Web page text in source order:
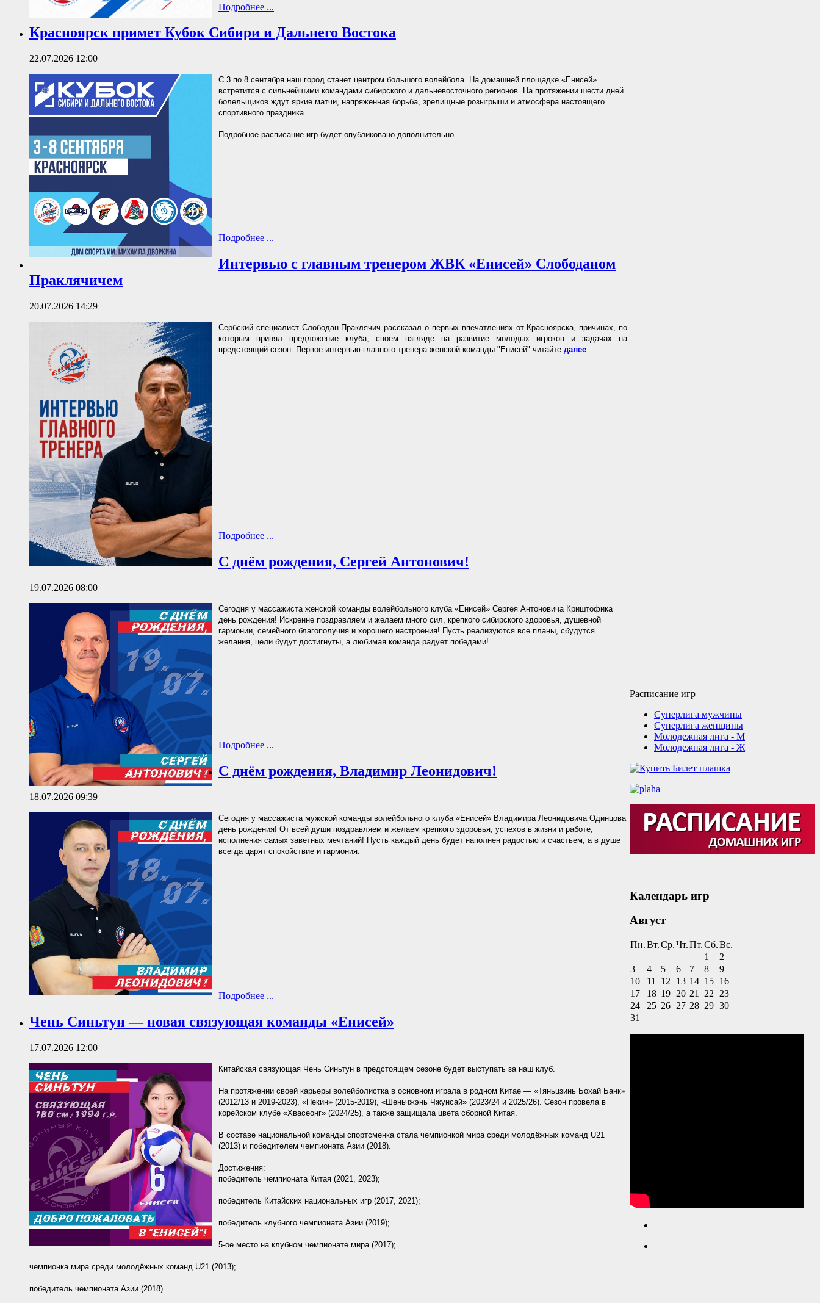
Подробнее ...
Красноярск примет Кубок Сибири и Дальнего Востока
22.07.2026 12:00
С 3 по 8 сентября наш город станет центром большого волейбола. На домашней площадке «Енисей»
встретится с сильнейшими командами сибирского и дальневосточного регионов. На протяжении шести дней
болельщиков ждут яркие матчи, напряженная борьба, зрелищные розыгрыши и атмосфера настоящего
спортивного праздника.
Подробное расписание игр будет опубликовано дополнительно.
Подробнее ...
Интервью с главным тренером ЖВК «Енисей» Слободаном
Праклячичем
20.07.2026 14:29
Сербский специалист Слободан Праклячич рассказал о первых впечатлениях от Красноярска, причинах, по
которым принял предложение клуба, своем взгляде на развитие молодых игроков и задачах на
предстоящий сезон. Первое интервью главного тренера женской команды "Енисей" читайте далее.
Подробнее ...
С днём рождения, Сергей Антонович!
19.07.2026 08:00
Сегодня у массажиста женской команды волейбольного клуба «Енисей» Сергея Антоновича Криштофика
день рождения! Искренне поздравляем и желаем много сил, крепкого сибирского здоровья, душевной
гармонии, семейного благополучия и хорошего настроения! Пусть реализуются все планы, сбудутся
желания, цели будут достигнуты, а любимая команда радует победами!
Подробнее ...
С днём рождения, Владимир Леонидович!
18.07.2026 09:39
Сегодня у массажиста мужской команды волейбольного клуба «Енисей» Владимира Леонидовича Одинцова
день рождения! От всей души поздравляем и желаем крепкого здоровья, успехов в жизни и работе,
исполнения самых заветных мечтаний! Пусть каждый день будет наполнен радостью и счастьем, а в душе
всегда царят спокойствие и гармония.
Подробнее ...
Чень Синьтун — новая связующая команды «Енисей»
17.07.2026 12:00
Китайская связующая Чень Синьтун в предстоящем сезоне будет выступать за наш клуб.
На протяжении своей карьеры волейболистка в основном играла в родном Китае — «Тяньцзинь Бохай Банк»
(2012/13 и 2019-2023), «Пекин» (2015-2019), «Шеньчжэнь Чжунсай» (2023/24 и 2025/26). Сезон провела в
корейском клубе «Хвасеонг» (2024/25), а также защищала цвета сборной Китая.
В составе национальной команды спортсменка стала чемпионкой мира среди молодёжных команд U21
(2013) и победителем чемпионата Азии (2018).
Достижения:
победитель чемпионата Китая (2021, 2023);
победитель Китайских национальных игр (2017, 2021);
победитель клубного чемпионата Азии (2019);
5-ое место на клубном чемпионате мира (2017);
чемпионка мира среди молодёжных команд U21 (2013);
победитель чемпионата Азии (2018).
Расписание игр
Суперлига мужчины
Суперлига женщины
Молодежная лига - М
Молодежная лига - Ж
Календарь игр
Август
Пн.Вт.Ср.Чт.Пт.Сб.Вс.
1
2
3
4 5 6 7 8
9
10
11 12 13 14 15 16
17
18 19 20 21 22
23
24
25 26 27 28 29 30
31